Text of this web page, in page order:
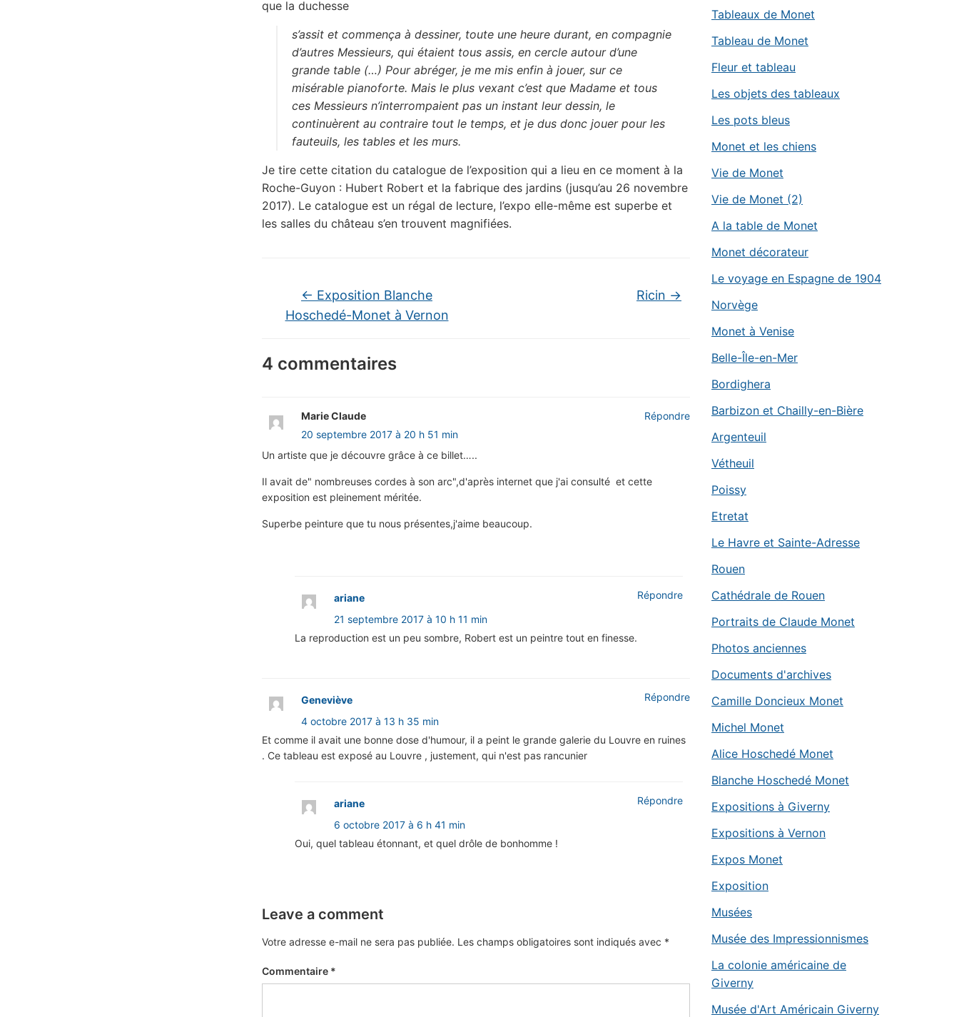
que la duchesse
s’assit et commença à dessiner, toute une heure durant, en compagnie
d’autres Messieurs, qui étaient tous assis, en cercle autour d’une
grande table (…) Pour abréger, je me mis enfin à jouer, sur ce
misérable pianoforte. Mais le plus vexant c’est que Madame et tous
ces Messieurs n’interrompaient pas un instant leur dessin, le
continuèrent au contraire tout le temps, et je dus donc jouer pour les
fauteuils, les tables et les murs.
Je tire cette citation du catalogue de l’exposition qui a lieu en ce moment à la
Roche-Guyon : Hubert Robert et la fabrique des jardins (jusqu’au 26 novembre
2017). Le catalogue est un régal de lecture, l’expo elle-même est superbe et
les salles du château s’en trouvent magnifiées.
← Exposition Blanche
Hoschedé-Monet à Vernon
Ricin →
4 commentaires
Marie Claude
20 septembre 2017 à 20 h 51 min
Un artiste que je découvre grâce à ce billet…..
Il avait de" nombreuses cordes à son arc",d'après internet que j'ai consulté et cette
exposition est pleinement méritée.
Superbe peinture que tu nous présentes,j'aime beaucoup.
Répondre
ariane
21 septembre 2017 à 10 h 11 min
La reproduction est un peu sombre, Robert est un peintre tout en finesse.
Répondre
Geneviève
4 octobre 2017 à 13 h 35 min
Et comme il avait une bonne dose d'humour, il a peint le grande galerie du Louvre en ruines
. Ce tableau est exposé au Louvre , justement, qui n'est pas rancunier
Répondre
ariane
6 octobre 2017 à 6 h 41 min
Oui, quel tableau étonnant, et quel drôle de bonhomme !
Répondre
Leave a comment
Votre adresse e-mail ne sera pas publiée. Les champs obligatoires sont indiqués avec *
Commentaire *
Tableaux de Monet
Tableau de Monet
Fleur et tableau
Les objets des tableaux
Les pots bleus
Monet et les chiens
Vie de Monet
Vie de Monet (2)
A la table de Monet
Monet décorateur
Le voyage en Espagne de 1904
Norvège
Monet à Venise
Belle-Île-en-Mer
Bordighera
Barbizon et Chailly-en-Bière
Argenteuil
Vétheuil
Poissy
Etretat
Le Havre et Sainte-Adresse
Rouen
Cathédrale de Rouen
Portraits de Claude Monet
Photos anciennes
Documents d'archives
Camille Doncieux Monet
Michel Monet
Alice Hoschedé Monet
Blanche Hoschedé Monet
Expositions à Giverny
Expositions à Vernon
Expos Monet
Exposition
Musées
Musée des Impressionnismes
La colonie américaine de
Giverny
Musée d'Art Américain Giverny